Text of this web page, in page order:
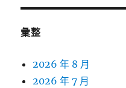
彙整
2026 年 8 月
2026 年 7 月